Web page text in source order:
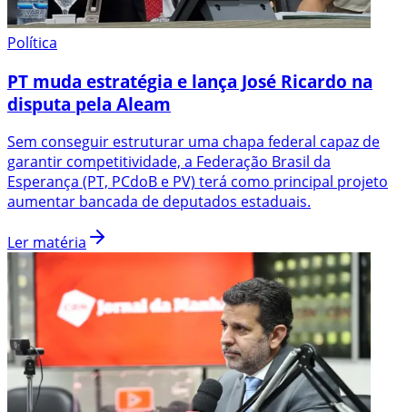
Política
PT muda estratégia e lança José Ricardo na
disputa pela Aleam
Sem conseguir estruturar uma chapa federal capaz de
garantir competitividade, a Federação Brasil da
Esperança (PT, PCdoB e PV) terá como principal projeto
aumentar bancada de deputados estaduais.
Ler matéria